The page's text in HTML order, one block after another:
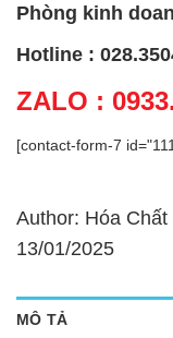
Phòng kinh
Hotline :
ZALO :
[contact-form-7
Author: Hóa
13/01/2025
MÔ TẢ